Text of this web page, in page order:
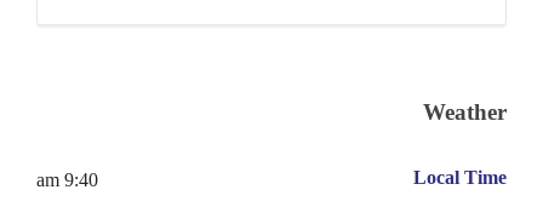
Weather
Local Time
9:40 am